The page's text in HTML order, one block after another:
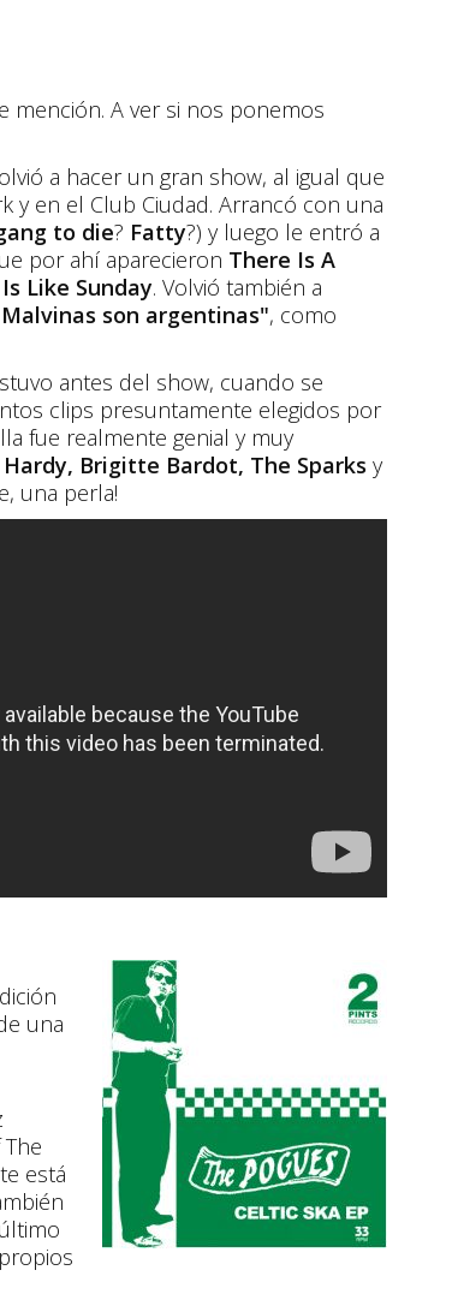
mención. A ver si nos ponemos
a hacer un gran show, al igual que
y en el Club Ciudad. Arrancó con una
to die? Fatty?) y luego le entró a
por ahí aparecieron There Is A
Like Sunday. Volvió también a
son argentinas", como
antes del show, cuando se
clips presuntamente elegidos por
fue realmente genial y muy
Brigitte Bardot, The Sparks y
una perla!
una
está